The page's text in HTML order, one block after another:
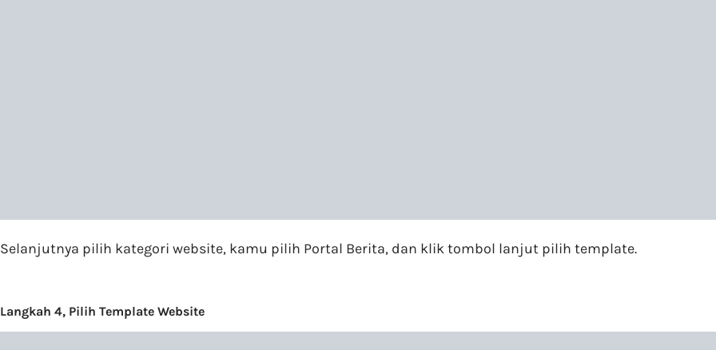
Selanjutnya pilih kategori website, kamu pilih Portal Berita, dan klik tombol lanjut pilih template.
Langkah 4, Pilih Template Website